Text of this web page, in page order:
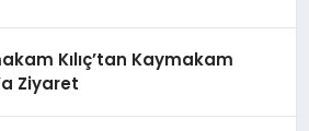
Kılıç’tan Kaymakam
Ziyaret